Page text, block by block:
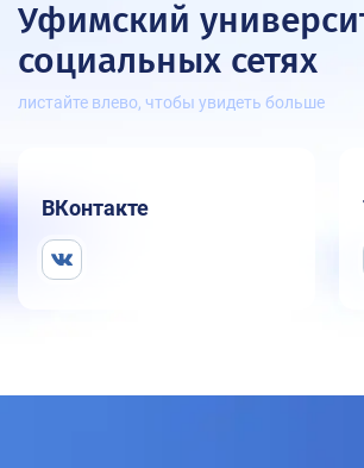
Уфимский
социальных сетях
листайте влево, чтобы увидеть больше
ВКонтакте